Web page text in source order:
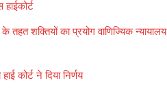
शक्तियों का प्रयोग वाणिज्यिक न्यायालय
कोर्ट ने दिया निर्णय